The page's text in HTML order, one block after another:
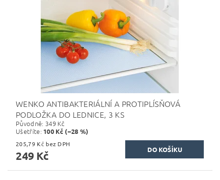
WENKO ANTIBAKTERIÁLNÍ A PROTIPLÍSŇOVÁ
PODLOŽKA DO LEDNICE, 3 KS
Původně: 349 Kč
Ušetříte: 100 Kč (–28 %)
205,79 Kč bez DPH
249 Kč